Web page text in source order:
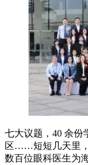
七大议题，40 余份
区……短短几天里
数百位眼科医生为